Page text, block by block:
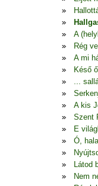
A
Rég
A mi
Késő
...
A kis
Szent
E
Ó,
Látod
Nem